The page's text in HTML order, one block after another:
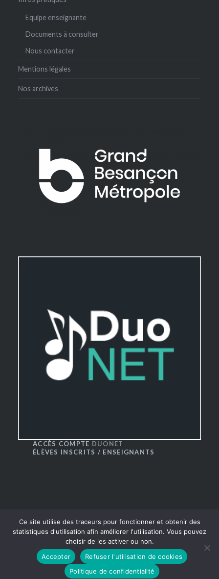
Equipe enseignante
Documents à consulter
Nous contacter
Mentions légales
Nos archives
ACCÈS COMPTE DUONET
ÉLÈVES INSCRITS / ENSEIGNANTS
® CRR du Grand Besançon 2016|Thème Dyad par
WordPress.com
Ce site utilise des traceurs pour fonctionner et obtenir des
statistiques d'utilisation afin améliorer l'utilisation. Vous pouvez
choisir de les activer ou non.
Accepter
Refuser l'utilisation de cookies
Politique de confidentialité